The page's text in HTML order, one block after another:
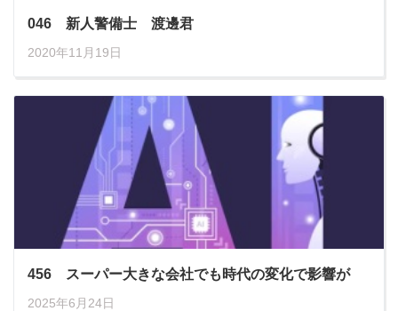
046 新人警備士 渡邊君
2020年11月19日
456 スーパー大きな会社でも時代の変化で影響が
2025年6月24日